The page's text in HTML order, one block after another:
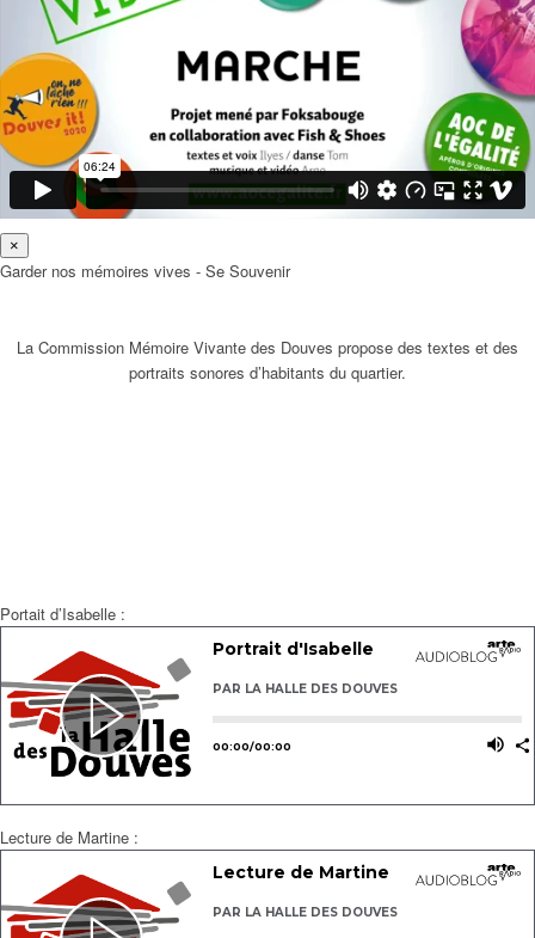
×
Garder nos mémoires vives - Se Souvenir
La Commission Mémoire Vivante des Douves propose des textes et des
portraits sonores d’habitants du quartier.
Portait d’Isabelle :
Lecture de Martine :